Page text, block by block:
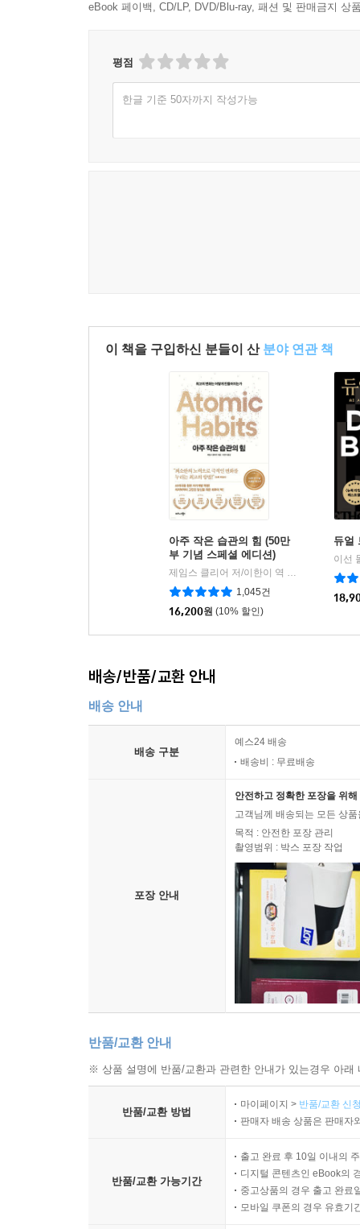
eBook 페이백, CD/LP, DVD/Blu-ray, 패션 및 판매금지 상
평점
한글 기준 50자까지 작성가능
이 책을 구입하신 분들이 산 분야 연관 책
아주 작은 습관의 힘 (50만
부 기념 스페셜 에디션)
제임스 클리어 저/이한이 역 | 비즈니스북스
1,045건
16,200원 (10% 할인)
듀얼
이선
배송/반품/교환 안내
배송 안내
배송 구분
예스24 배송
배송비 : 무료배송
포장 안내
안전하고 정확한 포장을 위
고객님께 배송되는 모든 상
목적 : 안전한 포장 관리
촬영범위 : 박스 포장 작업
반품/교환 안내
※ 상품 설명에 반품/교환과 관련한 안내가 있는경우 아
반품/교환 방법
마이페이지 > 반품/교환 신
판매자 배송 상품은 판매자
반품/교환 가능기간
출고 완료 후 10일 이내의
디지털 콘텐츠인 eBook의
중고상품의 경우 출고 완료
모바일 쿠폰의 경우 유효기